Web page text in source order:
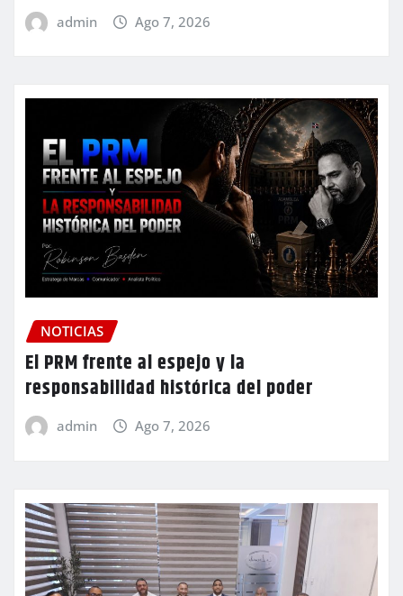
admin Ago 7, 2026
NOTICIAS
El PRM frente al espejo y la
responsabilidad histórica del poder
admin Ago 7, 2026